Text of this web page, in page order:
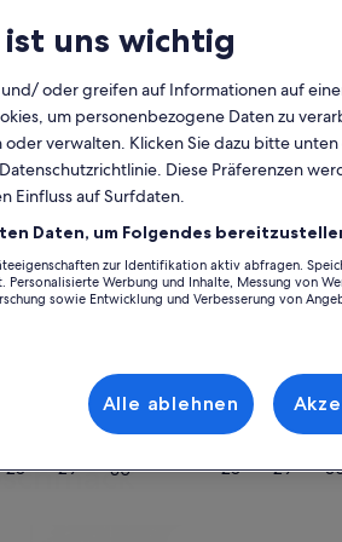
Donnerstag
FreitagSaSamstag
So Sonntag
1
7 8 9
23
28 29 30
1 2
7 8 9
21 22
28 29
Urlaub passen. Egal, mit wem
mehr. Was alles so dazugehört? Zum
das Angebot bei uns ist vielfältig und
uns wichtig
oder greifen auf Informationen auf
um personenbezogene Daten zu
verwalten. Klicken Sie dazu bitte
Diese Präferenzen
Einfluss auf Surfdaten.
Daten, um Folgendes
zur Identifikation aktiv abfragen.
Werbung und Inhalte, Messung von
sowie Entwicklung und Verbesserung von
Alle ablehnen